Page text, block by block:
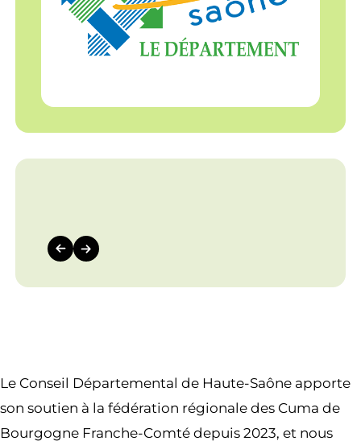
Le Conseil Départemental de Haute-Saône apporte
son soutien à la fédération régionale des Cuma de
Bourgogne Franche-Comté depuis 2023, et nous